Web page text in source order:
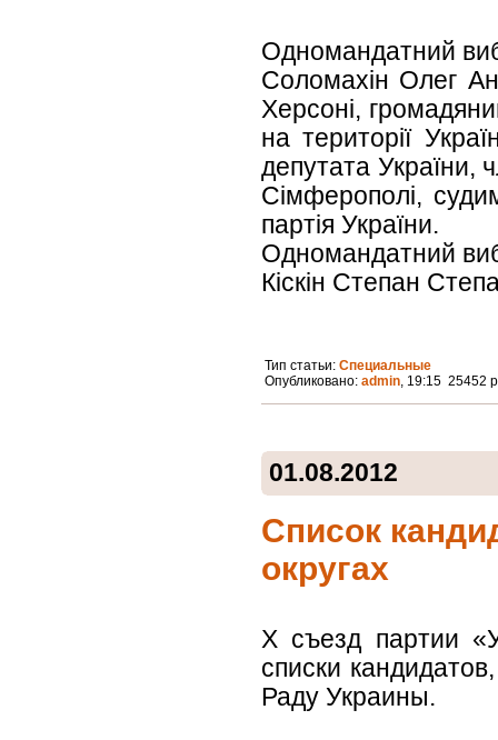
Одномандатний
Соломахін Олег
Херсоні,
на території
депутата України,
Сімферополі,
партія України.
Одномандатний
Кіскін Степан
Тип статьи: Специальные
Опубликовано: admin, 19:15 25452
01.08.2012
Список
округах
Х съезд партии
списки
Раду Украины.